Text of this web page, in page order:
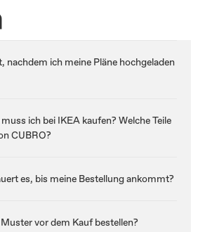
nachdem ich meine Pläne hochgeladen
muss ich bei IKEA kaufen? Welche Teile
CUBRO?
es, bis meine Bestellung ankommt?
vor dem Kauf bestellen?